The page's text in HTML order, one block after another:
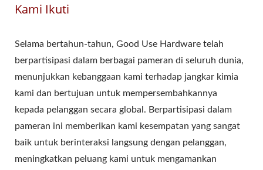
Kami Ikuti
Selama bertahun-tahun, Good Use Hardware telah
berpartisipasi dalam berbagai pameran di seluruh dunia,
menunjukkan kebanggaan kami terhadap jangkar kimia
kami dan bertujuan untuk mempersembahkannya
kepada pelanggan secara global. Berpartisipasi dalam
pameran ini memberikan kami kesempatan yang sangat
baik untuk berinteraksi langsung dengan pelanggan,
meningkatkan peluang kami untuk mengamankan